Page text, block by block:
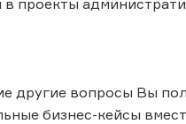
в проекты
другие вопросы Вы
бизнес-кейсы